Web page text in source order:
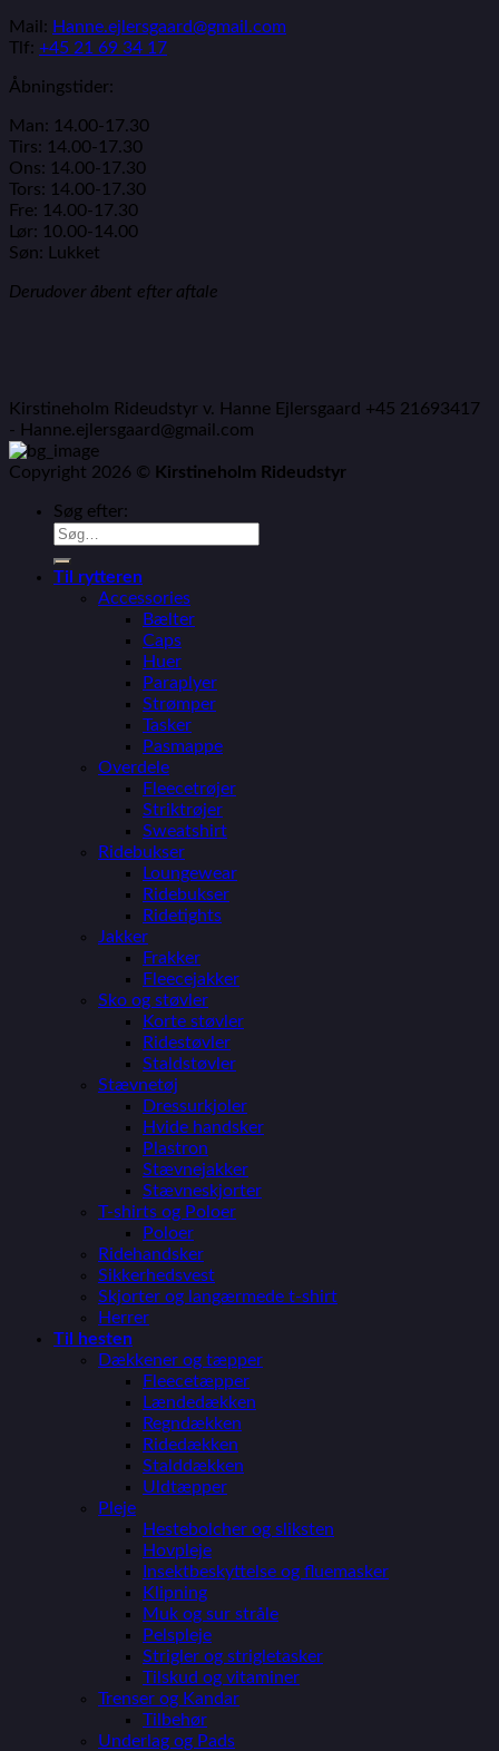
Mail: Hanne.ejlersgaard@gmail.com
Tlf: +45 21 69 34 17
Åbningstider:
Man: 14.00-17.30
Tirs: 14.00-17.30
Ons: 14.00-17.30
Tors: 14.00-17.30
Fre: 14.00-17.30
Lør: 10.00-14.00
Søn: Lukket
Derudover åbent efter aftale
Kirstineholm Rideudstyr v. Hanne Ejlersgaard +45 21693417
- Hanne.ejlersgaard@gmail.com
Copyright 2026 © Kirstineholm Rideudstyr
Søg efter:
Til rytteren
Accessories
Bælter
Caps
Huer
Paraplyer
Strømper
Tasker
Pasmappe
Overdele
Fleecetrøjer
Striktrøjer
Sweatshirt
Ridebukser
Loungewear
Ridebukser
Ridetights
Jakker
Frakker
Fleecejakker
Sko og støvler
Korte støvler
Ridestøvler
Staldstøvler
Stævnetøj
Dressurkjoler
Hvide handsker
Plastron
Stævnejakker
Stævneskjorter
T-shirts og Poloer
Poloer
Ridehandsker
Sikkerhedsvest
Skjorter og langærmede t-shirt
Herrer
Til hesten
Dækkener og tæpper
Fleecetæpper
Lændedækken
Regndækken
Ridedækken
Stalddækken
Uldtæpper
Pleje
Hestebolcher og sliksten
Hovpleje
Insektbeskyttelse og fluemasker
Klipning
Muk og sur stråle
Pelspleje
Strigler og strigletasker
Tilskud og vitaminer
Trenser og Kandar
Tilbehør
Underlag og Pads